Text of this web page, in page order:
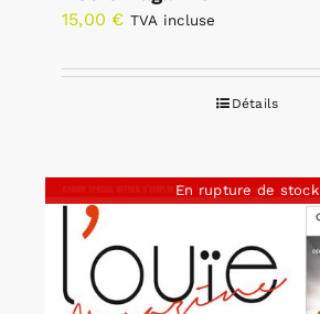
15,00 € TVA incluse
Détails
En rupture de stock